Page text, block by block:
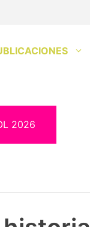
2026